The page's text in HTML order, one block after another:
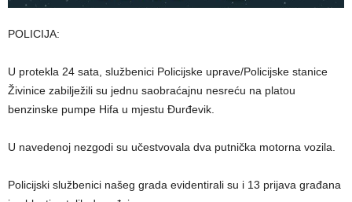
POLICIJA:
U protekla 24 sata, službenici Policijske uprave/Policijske stanice
Živinice zabilježili su jednu saobraćajnu nesreću na platou
benzinske pumpe Hifa u mjestu Đurđevik.
U navedenoj nezgodi su učestvovala dva putnička motorna vozila.
Policijski službenici našeg grada evidentirali su i 13 prijava građana